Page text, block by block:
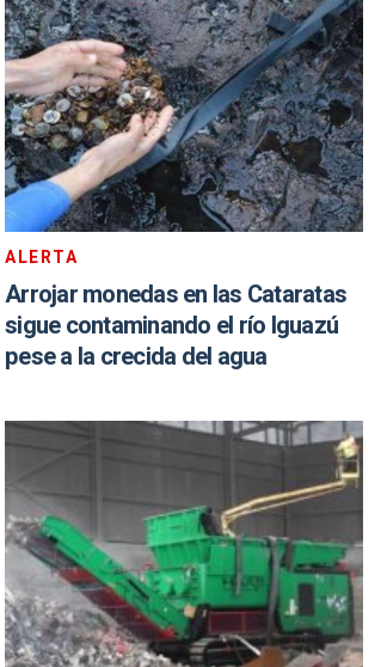
ALERTA
Arrojar monedas en las Cataratas
sigue contaminando el río Iguazú
pese a la crecida del agua